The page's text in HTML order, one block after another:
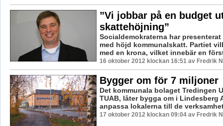
”Vi jobbar på en budget
skattehöjning”
Socialdemokraterna har
med höjd kommunalskatt. Partiet
med en krona, vilket innebär en
16 oktober 2012 klockan 16:51 av Fredrik
Bygger om för 7 miljoner
Det kommunala bolaget Tredingen
TUAB, låter bygga om i Lindesberg
anpassa lokalerna till de
17 oktober 2012 klockan 09:04 av Fredrik